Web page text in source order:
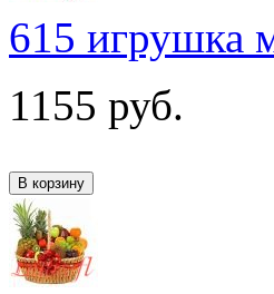
615 игрушка
1155 руб.